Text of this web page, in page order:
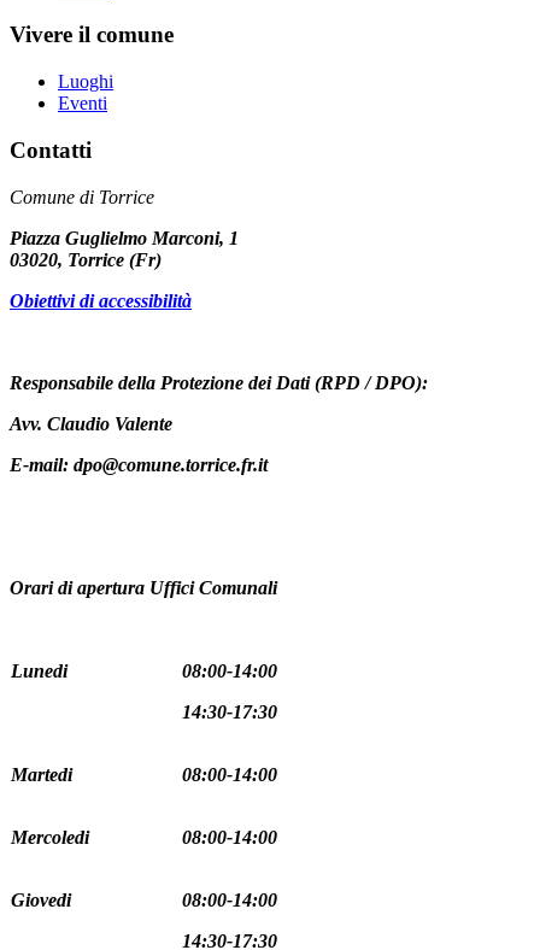
Vivere il comune
Luoghi
Eventi
Contatti
Comune di Torrice
Piazza Guglielmo Marconi, 1
03020, Torrice (Fr)
Obiettivi di accessibilità
Responsabile della Protezione dei Dati (RPD / DPO):
Avv. Claudio Valente
E-mail: dpo@comune.torrice.fr.it
Orari di apertura Uffici Comunali
Lunedi
08:00-14:00
14:30-17:30
Martedi 08:00-14:00
Mercoledi 08:00-14:00
Giovedi
08:00-14:00
14:30-17:30